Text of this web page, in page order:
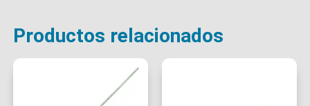
Productos relacionados